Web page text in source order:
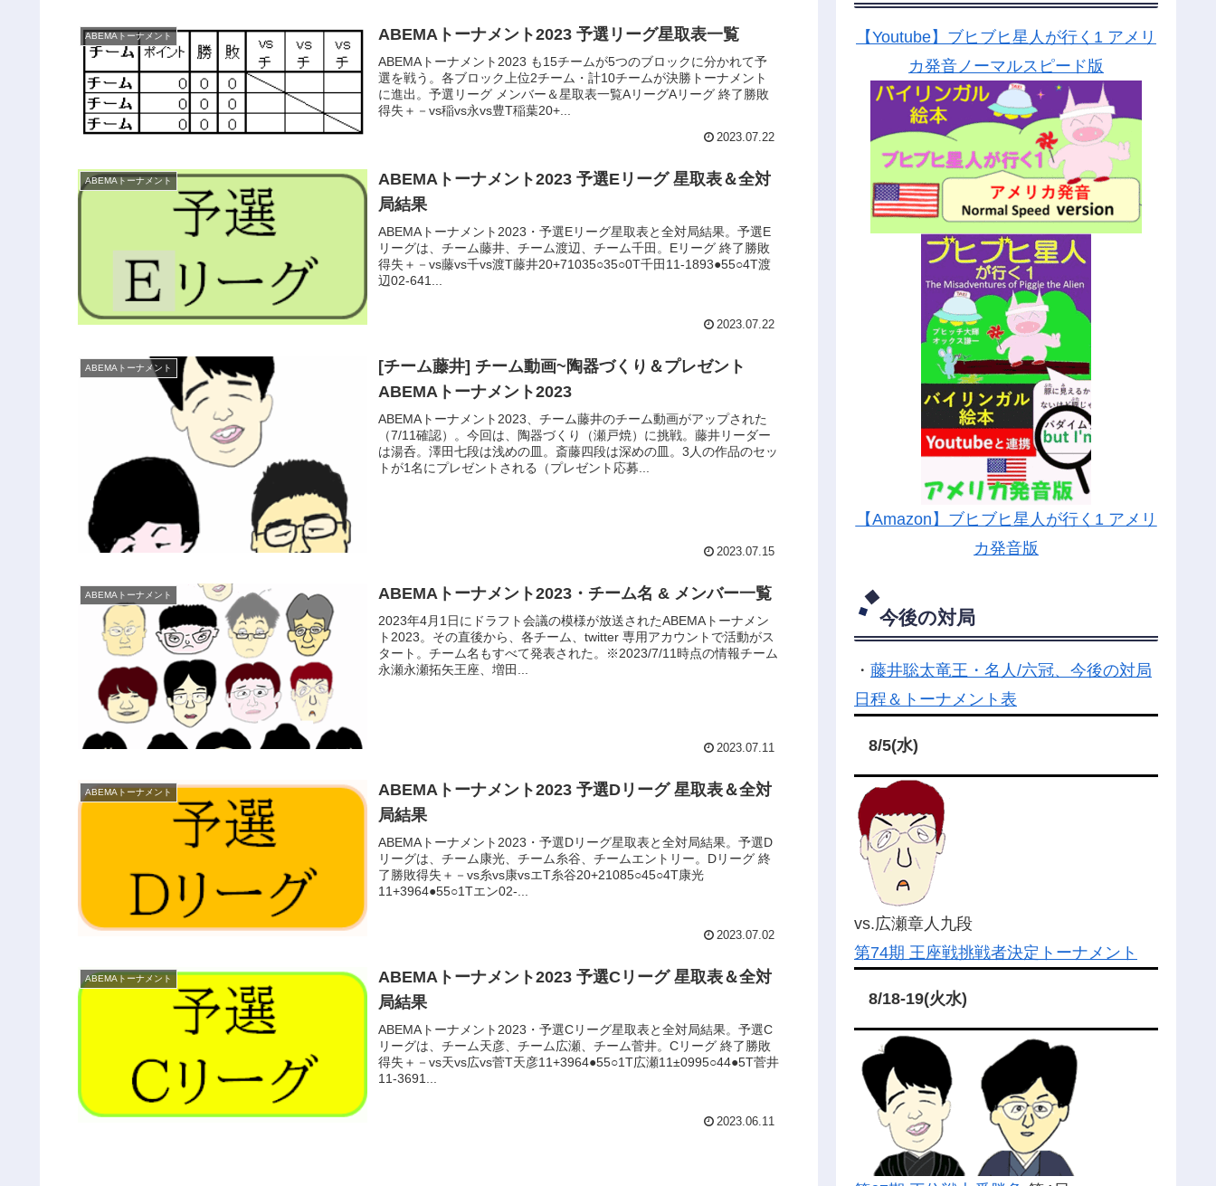
ABEMAトーナメント ABEMAトーナメント2023 予選リーグ星取表一覧
ABEMAトーナメント2023 も15チームが5つのブロックに分かれて予
選を戦う。各ブロック上位2チーム・計10チームが決勝トーナメント
に進出。予選リーグ メンバー＆星取表一覧AリーグAリーグ 終了勝敗
得失＋－vs稲vs永vs豊T稲葉20+...
2023.07.22
ABEMAトーナメント
ABEMAトーナメント2023 予選Eリーグ 星取表＆全対
局結果
ABEMAトーナメント2023・予選Eリーグ星取表と全対局結果。予選E
リーグは、チーム藤井、チーム渡辺、チーム千田。Eリーグ 終了勝敗
得失＋－vs藤vs千vs渡T藤井20+71035○35○0T千田11-1893●55○4T渡
辺02-641...
2023.07.22
ABEMAトーナメント
[チーム藤井] チーム動画~陶器づくり＆プレゼント
ABEMAトーナメント2023
ABEMAトーナメント2023、チーム藤井のチーム動画がアップされた
（7/11確認）。今回は、陶器づくり（瀬戸焼）に挑戦。藤井リーダー
は湯呑。澤田七段は浅めの皿。斎藤四段は深めの皿。3人の作品のセッ
トが1名にプレゼントされる（プレゼント応募...
2023.07.15
ABEMAトーナメント ABEMAトーナメント2023・チーム名 & メンバー一覧
2023年4月1日にドラフト会議の模様が放送されたABEMAトーナメン
ト2023。その直後から、各チーム、twitter 専用アカウントで活動がス
タート。チーム名もすべて発表された。※2023/7/11時点の情報チーム
永瀬永瀬拓矢王座、増田...
2023.07.11
ABEMAトーナメント
ABEMAトーナメント2023 予選Dリーグ 星取表＆全対
局結果
ABEMAトーナメント2023・予選Dリーグ星取表と全対局結果。予選D
リーグは、チーム康光、チーム糸谷、チームエントリー。Dリーグ 終
了勝敗得失＋－vs糸vs康vsエT糸谷20+21085○45○4T康光
11+3964●55○1Tエン02-...
2023.07.02
ABEMAトーナメント
ABEMAトーナメント2023 予選Cリーグ 星取表＆全対
局結果
ABEMAトーナメント2023・予選Cリーグ星取表と全対局結果。予選C
リーグは、チーム天彦、チーム広瀬、チーム菅井。Cリーグ 終了勝敗
得失＋－vs天vs広vs菅T天彦11+3964●55○1T広瀬11±0995○44●5T菅井
11-3691...
2023.06.11
【Youtube】ブヒブヒ星人が行く1 アメリ
カ発音ノーマルスピード版
【Amazon】ブヒブヒ星人が行く1 アメリ
カ発音版
今後の対局
・ 藤井聡太竜王・名人/六冠、今後の対局
日程＆トーナメント表
8/5(水)
vs.広瀬章人九段
第74期 王座戦挑戦者決定トーナメント
8/18-19(火水)